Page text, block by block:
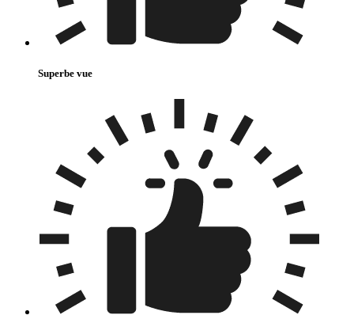
Superbe vue